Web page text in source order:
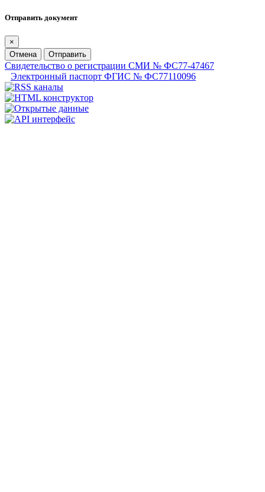
Отправить документ
×
Отмена
Отправить
Свидетельство о регистрации СМИ № ФС77-47467
Электронный паспорт ФГИС № ФС77110096